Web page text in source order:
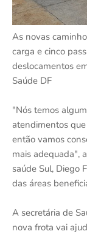
As novas
carga e cinco
deslocamentos
Saúde DF
"Nós temos
atendimentos
então vamos
mais adequada",
saúde Sul, Diego
das áreas
A secretária de
nova frota vai